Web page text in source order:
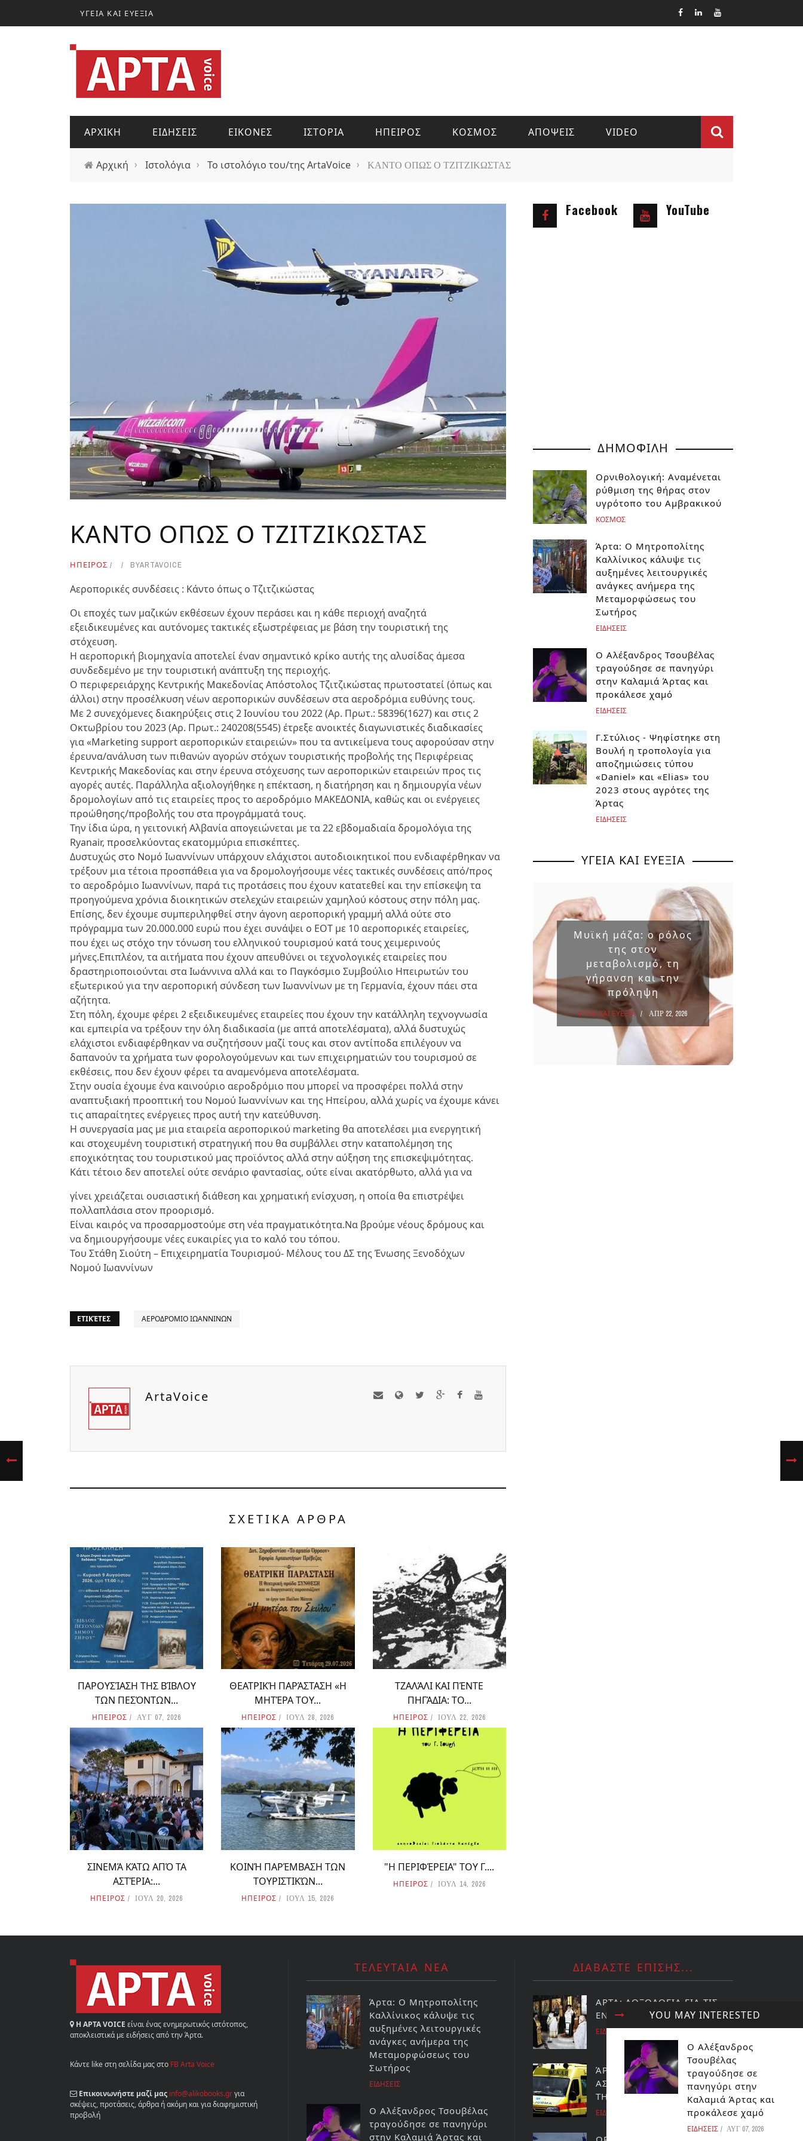
ΥΓΕΙΑ ΚΑΙ ΕΥΕΞΙΑ
ΑΡΧΙΚΗ ΕΙΔΗΣΕΙΣ ΕΙΚΟΝΕΣ ΙΣΤΟΡΙΑ ΗΠΕΙΡΟΣ ΚΟΣΜΟΣ ΑΠΟΨΕΙΣ VIDEO
Αρχική › Ιστολόγια › Το ιστολόγιο του/της ArtaVoice › ΚΑΝΤΟ ΟΠΩΣ Ο ΤΖΙΤΖΙΚΩΣΤΑΣ
ΚΑΝΤΟ ΟΠΩΣ Ο ΤΖΙΤΖΙΚΩΣΤΑΣ
ΗΠΕΙΡΟΣ BYARTAVOICE
Αεροπορικές συνδέσεις : Κάντο όπως ο Τζιτζικώστας
Οι εποχές των μαζικών εκθέσεων έχουν περάσει και η κάθε περιοχή αναζητά
εξειδικευμένες και αυτόνομες τακτικές εξωστρέφειας με βάση την τουριστική της
στόχευση.
Η αεροπορική βιομηχανία αποτελεί έναν σημαντικό κρίκο αυτής της αλυσίδας άμεσα
συνδεδεμένο με την τουριστική ανάπτυξη της περιοχής.
Ο περιφερειάρχης Κεντρικής Μακεδονίας Απόστολος Τζιτζικώστας πρωτοστατεί (όπως και
άλλοι) στην προσέλκυση νέων αεροπορικών συνδέσεων στα αεροδρόμια ευθύνης τους.
Με 2 συνεχόμενες διακηρύξεις στις 2 Ιουνίου του 2022 (Αρ. Πρωτ.: 58396(1627) και στις 2
Οκτωβρίου του 2023 (Αρ. Πρωτ.: 240208(5545) έτρεξε ανοικτές διαγωνιστικές διαδικασίες
για «Marketing support αεροπορικών εταιρειών» που τα αντικείμενα τους αφορούσαν στην
έρευνα/ανάλυση των πιθανών αγορών στόχων τουριστικής προβολής της Περιφέρειας
Κεντρικής Μακεδονίας και στην έρευνα στόχευσης των αεροπορικών εταιρειών προς τις
αγορές αυτές. Παράλληλα αξιολογήθηκε η επέκταση, η διατήρηση και η δημιουργία νέων
δρομολογίων από τις εταιρείες προς το αεροδρόμιο ΜΑΚΕΔΟΝΙΑ, καθώς και οι ενέργειες
προώθησης/προβολής του στα προγράμματά τους.
Την ίδια ώρα, η γειτονική Αλβανία απογειώνεται με τα 22 εβδομαδιαία δρομολόγια της
Ryanair, προσελκύοντας εκατομμύρια επισκέπτες.
Δυστυχώς στο Νομό Ιωαννίνων υπάρχουν ελάχιστοι αυτοδιοικητικοί που ενδιαφέρθηκαν να
τρέξουν μια τέτοια προσπάθεια για να δρομολογήσουμε νέες τακτικές συνδέσεις από/προς
το αεροδρόμιο Ιωαννίνων, παρά τις προτάσεις που έχουν κατατεθεί και την επίσκεψη τα
προηγούμενα χρόνια διοικητικών στελεχών εταιρειών χαμηλού κόστους στην πόλη μας.
Επίσης, δεν έχουμε συμπεριληφθεί στην άγονη αεροπορική γραμμή αλλά ούτε στο
πρόγραμμα των 20.000.000 ευρώ που έχει συνάψει ο ΕΟΤ με 10 αεροπορικές εταιρείες,
που έχει ως στόχο την τόνωση του ελληνικού τουρισμού κατά τους χειμερινούς
μήνες.Επιπλέον, τα αιτήματα που έχουν απευθύνει οι τεχνολογικές εταιρείες που
δραστηριοποιούνται στα Ιωάννινα αλλά και το Παγκόσμιο Συμβούλιο Ηπειρωτών του
εξωτερικού για την αεροπορική σύνδεση των Ιωαννίνων με τη Γερμανία, έχουν πάει στα
αζήτητα.
Στη πόλη, έχουμε φέρει 2 εξειδικευμένες εταιρείες που έχουν την κατάλληλη τεχνογνωσία
και εμπειρία να τρέξουν την όλη διαδικασία (με απτά αποτελέσματα), αλλά δυστυχώς
ελάχιστοι ενδιαφέρθηκαν να συζητήσουν μαζί τους και στον αντίποδα επιλέγουν να
δαπανούν τα χρήματα των φορολογούμενων και των επιχειρηματιών του τουρισμού σε
εκθέσεις, που δεν έχουν φέρει τα αναμενόμενα αποτελέσματα.
Στην ουσία έχουμε ένα καινούριο αεροδρόμιο που μπορεί να προσφέρει πολλά στην
αναπτυξιακή προοπτική του Νομού Ιωαννίνων και της Ηπείρου, αλλά χωρίς να έχουμε κάνει
τις απαραίτητες ενέργειες προς αυτή την κατεύθυνση.
Η συνεργασία μας με μια εταιρεία αεροπορικού marketing θα αποτελέσει μια ενεργητική
και στοχευμένη τουριστική στρατηγική που θα συμβάλλει στην καταπολέμηση της
εποχικότητας του τουριστικού μας προϊόντος αλλά στην αύξηση της επισκεψιμότητας.
Κάτι τέτοιο δεν αποτελεί ούτε σενάριο φαντασίας, ούτε είναι ακατόρθωτο, αλλά για να
γίνει χρειάζεται ουσιαστική διάθεση και χρηματική ενίσχυση, η οποία θα επιστρέψει
πολλαπλάσια στον προορισμό.
Είναι καιρός να προσαρμοστούμε στη νέα πραγματικότητα.Να βρούμε νέους δρόμους και
να δημιουργήσουμε νέες ευκαιρίες για το καλό του τόπου.
Του Στάθη Σιούτη – Επιχειρηματία Τουρισμού- Μέλους του ΔΣ της Ένωσης Ξενοδόχων
Νομού Ιωαννίνων
ΕΤΙΚΈΤΕΣ ΑΕΡΟΔΡΟΜΙΟ ΙΩΑΝΝΙΝΩΝ
ArtaVoice
ΣΧΕΤΙΚΑ ΑΡΘΡΑ
ΠΑΡΟΥΣΊΑΣΗ ΤΗΣ ΒΊΒΛΟΥ
ΤΩΝ ΠΕΣΌΝΤΩΝ...
ΗΠΕΙΡΟΣ ΑΥΓ 07, 2026
ΘΕΑΤΡΙΚΉ ΠΑΡΆΣΤΑΣΗ «Η
ΜΗΤΈΡΑ ΤΟΥ...
ΗΠΕΙΡΟΣ ΙΟΥΛ 28, 2026
ΤΖΑΛΆΛΙ ΚΑΙ ΠΈΝΤΕ
ΠΗΓΆΔΙΑ: ΤΟ...
ΗΠΕΙΡΟΣ ΙΟΥΛ 22, 2026
ΣΙΝΕΜΆ ΚΆΤΩ ΑΠΌ ΤΑ
ΑΣΤΈΡΙΑ:...
ΗΠΕΙΡΟΣ ΙΟΥΛ 20, 2026
ΚΟΙΝΉ ΠΑΡΈΜΒΑΣΗ ΤΩΝ
ΤΟΥΡΙΣΤΙΚΏΝ...
ΗΠΕΙΡΟΣ ΙΟΥΛ 15, 2026
"Η ΠΕΡΙΦΈΡΕΙΑ" ΤΟΥ Γ....
ΗΠΕΙΡΟΣ ΙΟΥΛ 14, 2026
YOU MAY INTERESTED
Ο Αλέξανδρος
Τσουβέλας
τραγούδησε σε
πανηγύρι στην
Καλαμιά Άρτας και
προκάλεσε χαμό
ΕΙΔΗΣΕΙΣ ΑΥΓ 07, 2026
Facebook YouTube
ΔΗΜΟΦΙΛΗ
Ορνιθολογική: Αναμένεται
ρύθμιση της θήρας στον
υγρότοπο του Αμβρακικού
ΚΟΣΜΟΣ
Άρτα: Ο Μητροπολίτης
Καλλίνικος κάλυψε τις
αυξημένες λειτουργικές
ανάγκες ανήμερα της
Μεταμορφώσεως του
Σωτήρος
ΕΙΔΗΣΕΙΣ
Ο Αλέξανδρος Τσουβέλας
τραγούδησε σε πανηγύρι
στην Καλαμιά Άρτας και
προκάλεσε χαμό
ΕΙΔΗΣΕΙΣ
Γ.Στύλιος - Ψηφίστηκε στη
Βουλή η τροπολογία για
αποζημιώσεις τύπου
«Daniel» και «Elias» του
2023 στους αγρότες της
Άρτας
ΕΙΔΗΣΕΙΣ
ΥΓΕΙΑ ΚΑΙ ΕΥΕΞΙΑ
ΟΛΑ ΟΣΑ ΠΡΕΠΕΙ ΝΑ
ΞΕΡΕΤΕ ΓΙΑ ΤΗ
ΒΕΡΒΕΡΙΝΗ
Μυϊκή μάζα: ο ρόλος
της στον
μεταβολισμό, τη
γήρανση και την
πρόληψη
ΥΓΕΙΑ ΚΑΙ ΕΥΕΞΙΑ ΑΠΡ 22, 2026
Η ΑΡΤΑ VOICE είναι ένας ενημερωτικός ιστότοπος,
αποκλειστικά με ειδήσεις από την Άρτα.
Κάντε like στη σελίδα μας στο FB Arta Voice
Επικοινωνήστε μαζί μας info@alikobooks.grγια
σκέψεις, προτάσεις, άρθρα ή ακόμη και για διαφημιστική
προβολή
ΤΕΛΕΥΤΑΙΑ ΝΕΑ
Άρτα: Ο Μητροπολίτης
Καλλίνικος κάλυψε τις
αυξημένες λειτουργικές
ανάγκες ανήμερα της
Μεταμορφώσεως του
Σωτήρος
ΕΙΔΗΣΕΙΣ
Ο Αλέξανδρος Τσουβέλας
τραγούδησε σε πανηγύρι
στην Καλαμιά Άρτας και
ΔΙΑΒΑΣΤΕ ΕΠΙΣΗΣ...
ΑΡΤΑ: ΔΟΞΟΛΟΓΙΑ ΓΙΑ ΤΙΣ
ΕΝΟΠΛΕΣ ΔΥΝΑΜΕΙΣ
ΕΙΔΗΣΕΙΣ
ΆΡΤΑ: ΝΕΚΡΟΣ 37ΧΡΟΝΟΣ
ΑΣΤΥΝΟΜΙΚΟΣ ΣΕ ΠΑΡΑΛΙΑ
ΤΗΣ ΠΡΕΒΕΖΑΣ
ΕΙΔΗΣΕΙΣ